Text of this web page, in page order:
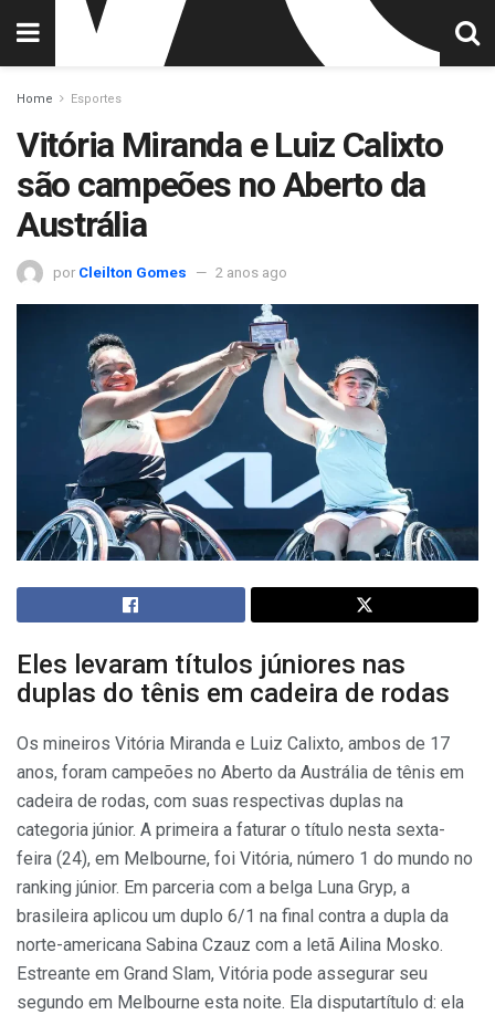
Home Esportes
Vitória Miranda e Luiz Calixto
são campeões no Aberto da
Austrália
por Cleilton Gomes 2 anos ago
Eles levaram títulos júniores nas
duplas do tênis em cadeira de rodas
Os mineiros Vitória Miranda e Luiz Calixto, ambos de 17
anos, foram campeões no Aberto da Austrália de tênis em
cadeira de rodas, com suas respectivas duplas na
categoria júnior. A primeira a faturar o título nesta sexta-
feira (24), em Melbourne, foi Vitória, número 1 do mundo no
ranking júnior. Em parceria com a belga Luna Gryp, a
brasileira aplicou um duplo 6/1 na final contra a dupla da
norte-americana Sabina Czauz com a letã Ailina Mosko.
Estreante em Grand Slam, Vitória pode assegurar seu
segundo em Melbourne esta noite. Ela disputartítulo d: ela